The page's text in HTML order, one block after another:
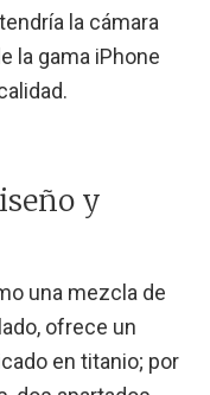
la cámara
la gama iPhone
y
una mezcla de
ofrece un
en titanio; por